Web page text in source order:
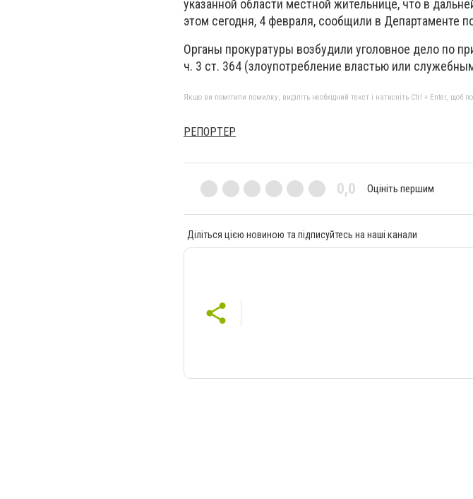
указанной области местной жительнице, что в
этом сегодня, 4 февраля, сообщили в
Органы прокуратуры возбудили уголовное дело по
ч. 3 ст. 364 (злоупотребление властью или
Якщо ви помітили помилку, виділіть необхідний текст і натисніть Ctrl + Enter, щоб
РЕПОРТЕР
0,0 Оцініть першим
Діліться цією новиною та підписуйтесь на наші канали